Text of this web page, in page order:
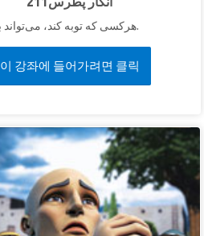
هرکسی که توبه کند، می‌تواند بخشیده شود.
이 강좌에 들어가려면 클릭